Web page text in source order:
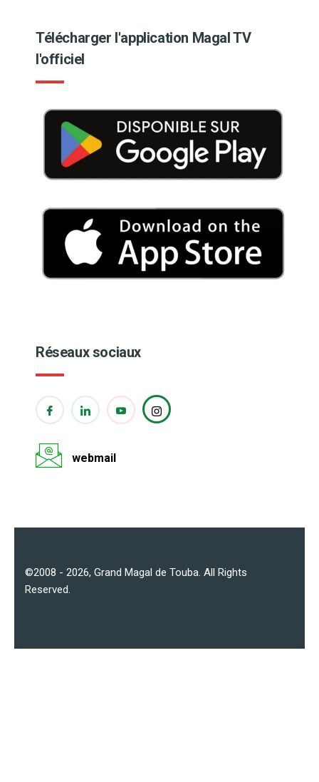
Télécharger l'application Magal TV
l'officiel
Réseaux sociaux
webmail
©2008 - 2026, Grand Magal de Touba . All Rights
Reserved.